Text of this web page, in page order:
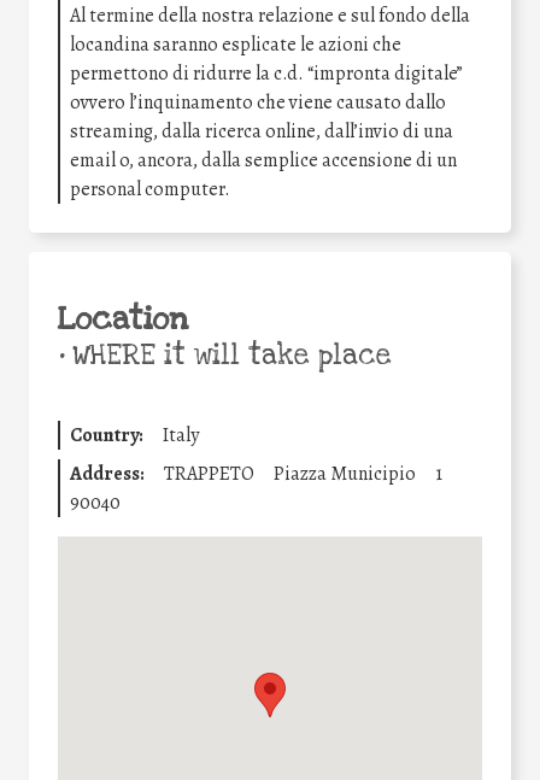
Al termine della nostra relazione e sul fondo della
locandina saranno esplicate le azioni che
permettono di ridurre la c.d. “impronta digitale”
ovvero l’inquinamento che viene causato dallo
streaming, dalla ricerca online, dall’invio di una
email o, ancora, dalla semplice accensione di un
personal computer.
Location
•WHERE it will take place
Country:
Italy
Address:
TRAPPETO Piazza Municipio
1
90040